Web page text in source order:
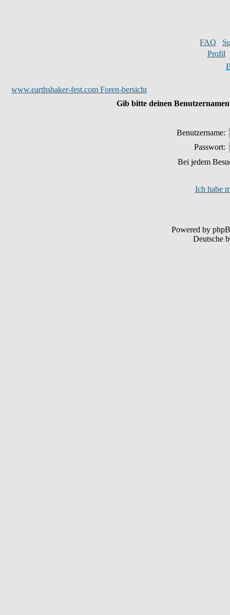
FAQ
Profil
www.earthshaker-fest.com Foren-bersicht
Gib bitte deinen
Benutzername:
Passwort:
Bei jedem
Ich habe
Powered by
Deutsche